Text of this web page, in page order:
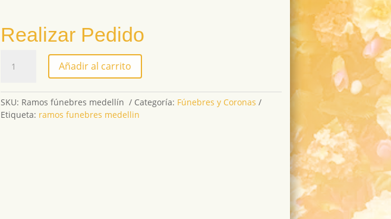
Realizar Pedido
Condolencias
cantidad
Añadir al carrito
SKU: Ramos fúnebres medellín Categoría: Fúnebres y Coronas
Etiqueta: ramos funebres medellin